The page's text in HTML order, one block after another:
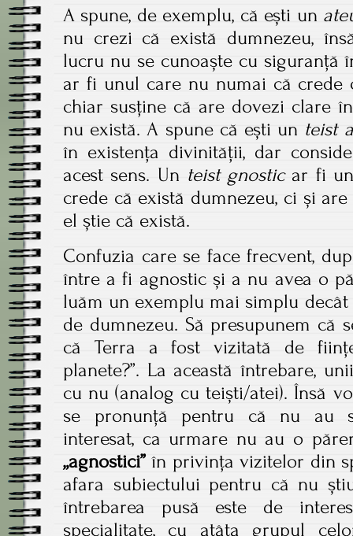
A spune, de exemplu, că ești un
nu crezi că există dumnezeu,
lucru nu se cunoaște cu siguranță
ar fi unul care nu numai că crede
chiar susține că are dovezi clare
nu există. A spune că ești un teist
în existența divinității, dar
acest sens. Un teist gnosticar fi
crede că există dumnezeu, ci și
el știe că există.
Confuzia care se face frecvent,
între a fi agnostic și a nu avea o
luăm un exemplu mai simplu
de dumnezeu. Să presupunem că
că Terra a fost vizitată de
planete?”. La această întrebare,
cu nu (analog cu teiști/atei). Însă
se pronunță pentru că nu au
interesat, ca urmare nu au o
„agnostici”în privința vizitelor din
afara subiectului pentru că nu
întrebarea pusă este de
specialitate, cu atâta grupul